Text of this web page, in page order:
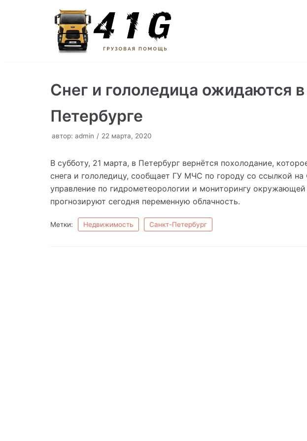
содержимому
Снег и гололедица ожидаются в
Петербурге
автор: admin 22 марта, 2020
В субботу, 21 марта, в Петербург вернётся похолодание,
снега и гололедицу, сообщает ГУ МЧС по городу со ссылкой
управление по гидрометеорологии и мониторингу
прогнозируют сегодня переменную облачность.
Метки: Недвижимость Санкт-Петербург